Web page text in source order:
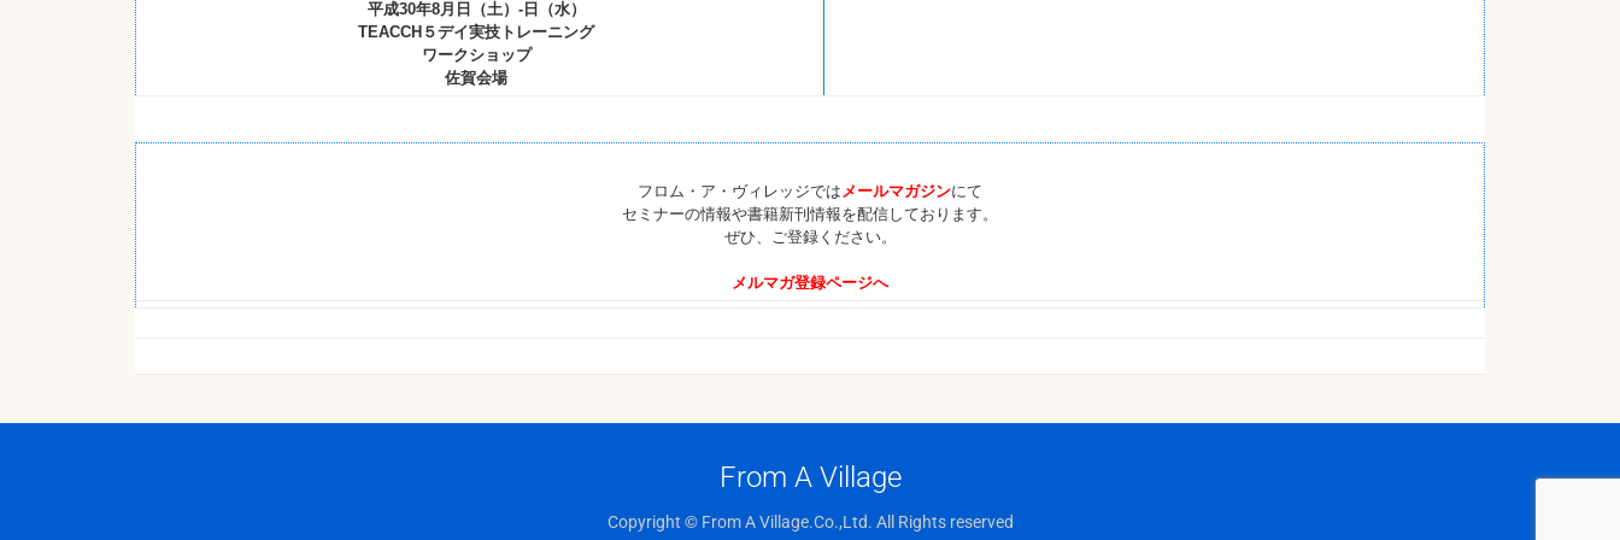
平成30年8月日（土）-日（水）
TEACCH５デイ実技トレーニング
ワークショップ
佐賀会場
フロム・ア・ヴィレッジではメールマガジンにて
セミナーの情報や書籍新刊情報を配信しております。
ぜひ、ご登録ください。
メルマガ登録ページへ
From A Village
Copyright © From A Village.Co.,Ltd. All Rights reserved